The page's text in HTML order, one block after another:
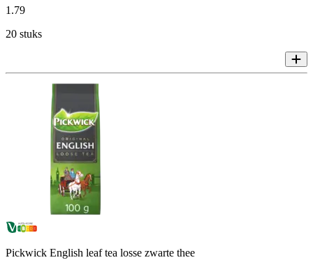
1.79
20 stuks
Pickwick English leaf tea losse zwarte thee